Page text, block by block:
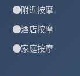
附近按摩
酒店按摩
家庭按摩